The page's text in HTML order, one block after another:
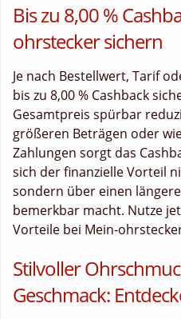
Bis zu 8,00 %
ohrstecker sichern
Je nach Bestellwert, Tarif
bis zu 8,00 % Cashback
Gesamtpreis spürbar
größeren Beträgen oder
Zahlungen sorgt das
sich der finanzielle Vorteil
sondern über einen
bemerkbar macht. Nutze
Vorteile bei Mein-
Stilvoller
Geschmack: